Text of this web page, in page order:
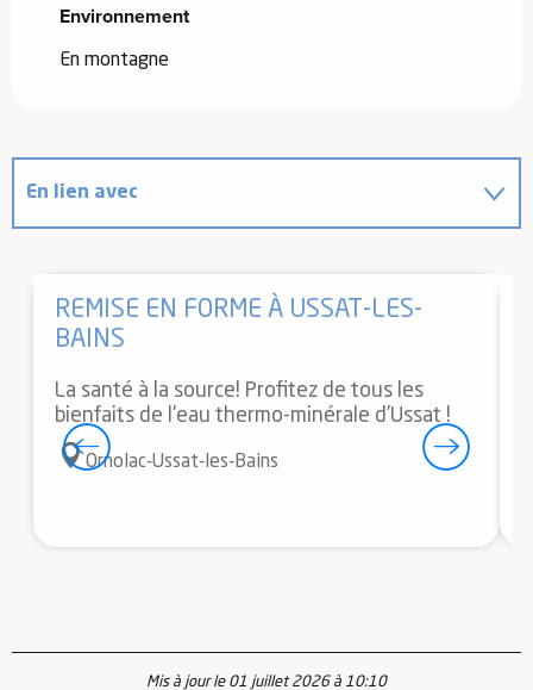
Environnement
Environnement
En montagne
En lien avec
REMISE EN FORME À USSAT-LES-
BAINS
La santé à la source! Profitez de tous les
bienfaits de l'eau thermo-minérale d'Ussat !
Ornolac-Ussat-les-Bains
Mis à jour le 01 juillet 2026 à 10:10